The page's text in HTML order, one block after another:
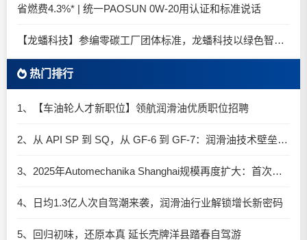
省燃费4.3%* | 统一PAOSUN 0W-20用认证和标准说话
【龙蟠科技】参编零碳工厂团体标准，龙蟠科技以绿色智造锚定零碳未来
热门排行
1、【车油轮人才新职位】领航润滑油优质职位招聘
2、从 API SP 到 SQ，从 GF-6 到 GF-7：润滑油技术壁垒再升高，你准备好了吗？
3、2025年Automechanika Shanghai规模再度扩大：首次启用国家会展中心（上海）全部15个展馆
4、日均1.3亿人次自驾潮来袭，润滑油行业解锁增长新密码​
5、回归初味，还原本真 延长壳牌洋县踏春自驾游